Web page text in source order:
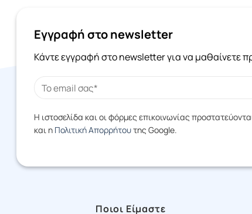
Εγγραφή στο newsletter
Κάντε εγγραφή στο newsletter για να μαθαίνετε
Η ιστοσελίδα και οι φόρμες επικοινωνίας
και η Πολιτική Απορρήτουτης Google.
Ποιοι Είμαστε